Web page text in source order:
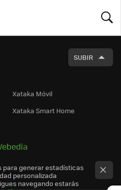
SUBIR
Xataka Móvil
Xataka Smart Home
para generar estadísticas
personalizada
navegando estarás